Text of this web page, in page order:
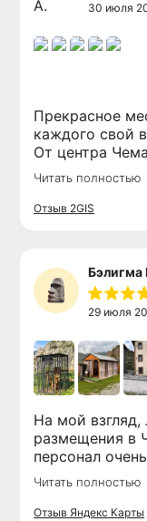
30 июля
Прекрасное
каждого свой
От центра
центре
нашем номере
панель. Сами
Очереди. И
Читать полностью
Отзыв 2GIS
Бэлигма
29 июля
На мой взгляд,
размещения в
персонал
встречают при
завтрак/обед/
Читать полностью
Отзыв Яндекс Карты
Республика
8 966